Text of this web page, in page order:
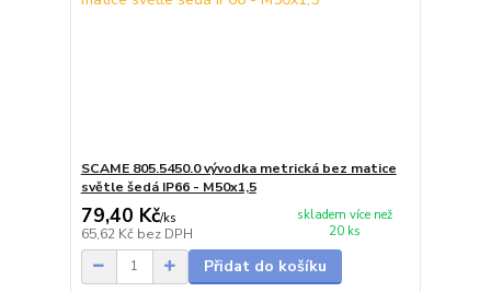
SCAME 805.5450.0 vývodka metrická bez matice
světle šedá IP66 - M50x1,5
79,40 Kč/ks
65,62 Kč bez DPH
skladem více než
20 ks
Přidat do košíku